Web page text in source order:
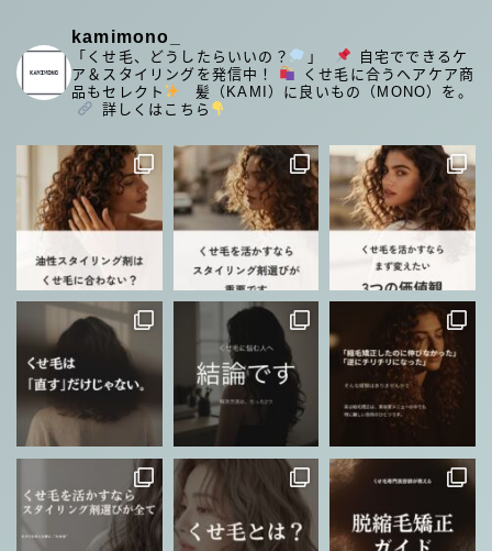
kamimono_
「くせ毛、どうしたらいいの？ 」
自宅でできるケ
ア＆スタイリングを発信中！
くせ毛に合うヘアケア商
品もセレクト
髪（KAMI）に良いもの（MONO）を。
詳しくはこちら